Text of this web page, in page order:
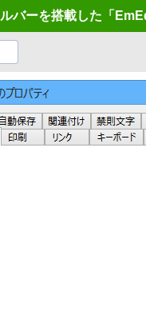
バーを搭載した「